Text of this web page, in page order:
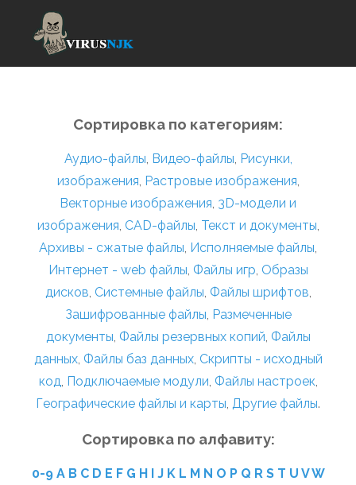
Сортировка по категориям:
Аудио-файлы, Видео-файлы, Рисунки,
изображения, Растровые изображения,
Векторные изображения, 3D-модели и
изображения, CAD-файлы, Текст и документы,
Архивы - сжатые файлы, Исполняемые файлы,
Интернет - web файлы, Файлы игр, Образы
дисков, Системные файлы, Файлы шрифтов,
Зашифрованные файлы, Размеченные
документы, Файлы резервных копий, Файлы
данных, Файлы баз данных, Скрипты - исходный
код, Подключаемые модули, Файлы настроек,
Географические файлы и карты, Другие файлы.
Сортировка по алфавиту:
0-9 A B C D E F G H I J K L M N O P Q R S T U VW